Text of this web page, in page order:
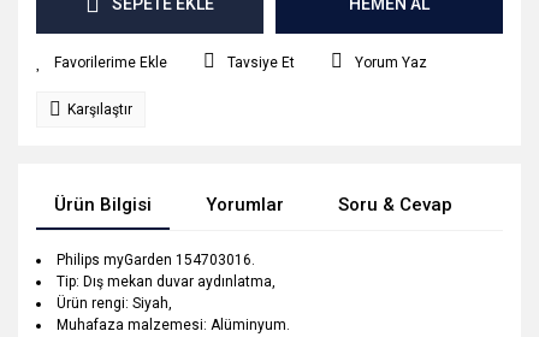
Tavsiye Et Yorum Yaz
Karşılaştır
Ürün Bilgisi Yorumlar Soru & Cevap
Philips myGarden 154703016.
Tip: Dış mekan duvar aydınlatma,
Ürün rengi: Siyah,
Muhafaza malzemesi: Alüminyum.